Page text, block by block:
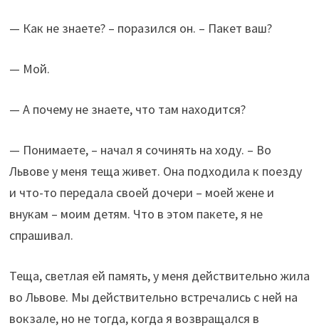
— Как не знаете? – поразился он. – Пакет ваш?
— Мой.
— А почему не знаете, что там находится?
— Понимаете, – начал я сочинять на ходу. – Во
Львове у меня теща живет. Она подходила к поезду
и что-то передала своей дочери – моей жене и
внукам – моим детям. Что в этом пакете, я не
спрашивал.
Теща, светлая ей память, у меня действительно жила
во Львове. Мы действительно встречались с ней на
вокзале, но не тогда, когда я возвращался в